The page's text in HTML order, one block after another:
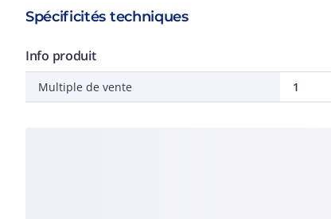
Spécificités techniques
Info produit
Multiple de vente 1